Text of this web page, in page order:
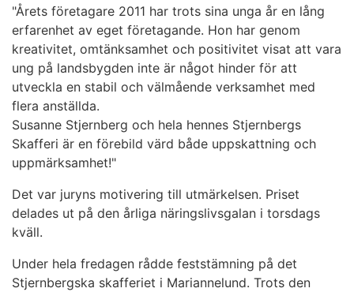
"Årets företagare 2011 har trots sina unga år en lång
erfarenhet av eget företagande. Hon har genom
kreativitet, omtänksamhet och positivitet visat att vara
ung på landsbygden inte är något hinder för att
utveckla en stabil och välmående verksamhet med
flera anställda.
Susanne Stjernberg och hela hennes Stjernbergs
Skafferi är en förebild värd både uppskattning och
uppmärksamhet!"
Det var juryns motivering till utmärkelsen. Priset
delades ut på den årliga näringslivsgalan i torsdags
kväll.
Under hela fredagen rådde feststämning på det
Stjernbergska skafferiet i Mariannelund. Trots den